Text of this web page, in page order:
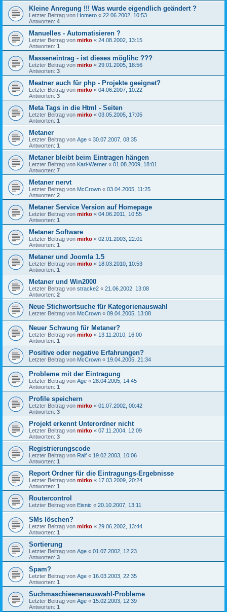
Kleine Anregung !!! Was wurde eigendlich geändert ?
Letzter Beitrag von Homero « 22.06.2002, 10:53
Antworten: 4
Manuelles - Automatisieren ?
Letzter Beitrag von mirko « 24.08.2002, 13:15
Antworten: 1
Masseneintrag - ist dieses möglihc ???
Letzter Beitrag von mirko « 29.01.2005, 18:56
Antworten: 3
Meatner auch für php - Projekte geeignet?
Letzter Beitrag von mirko « 04.06.2007, 10:22
Antworten: 3
Meta Tags in die Html - Seiten
Letzter Beitrag von mirko « 03.05.2005, 17:05
Antworten: 1
Metaner
Letzter Beitrag von Age « 30.07.2007, 08:35
Antworten: 1
Metaner bleibt beim Eintragen hängen
Letzter Beitrag von Karl-Werner « 01.08.2009, 18:01
Antworten: 7
Metaner nervt
Letzter Beitrag von McCrown « 03.04.2005, 11:25
Antworten: 2
Metaner Service Version auf Homepage
Letzter Beitrag von mirko « 04.06.2011, 10:55
Antworten: 1
Metaner Software
Letzter Beitrag von mirko « 02.01.2003, 22:01
Antworten: 1
Metaner und Joomla 1.5
Letzter Beitrag von mirko « 18.03.2010, 10:53
Antworten: 1
Metaner und Win2000
Letzter Beitrag von stracke2 « 21.06.2002, 13:08
Antworten: 2
Neue Stichwortsuche für Kategorienauswahl
Letzter Beitrag von McCrown « 09.04.2005, 13:08
Neuer Schwung für Metaner?
Letzter Beitrag von mirko « 13.11.2010, 16:00
Antworten: 1
Positive oder negative Erfahrungen?
Letzter Beitrag von McCrown « 19.04.2005, 21:34
Probleme mit der Eintragung
Letzter Beitrag von Age « 28.04.2005, 14:45
Antworten: 1
Profile speichern
Letzter Beitrag von mirko « 01.07.2002, 00:42
Antworten: 3
Projekt erkennt Unterordner nicht
Letzter Beitrag von mirko « 07.11.2004, 12:09
Antworten: 3
Registrierungscode
Letzter Beitrag von Ralf « 19.02.2003, 10:06
Antworten: 1
Report Ordner für die Eintragungs-Ergebnisse
Letzter Beitrag von mirko « 17.03.2009, 20:24
Antworten: 1
Routercontrol
Letzter Beitrag von Eisnic « 20.10.2007, 13:11
SMs löschen?
Letzter Beitrag von mirko « 29.06.2002, 13:44
Antworten: 1
Sortierung
Letzter Beitrag von Age « 01.07.2002, 12:23
Antworten: 3
Spam?
Letzter Beitrag von Age « 16.03.2003, 22:35
Antworten: 1
Suchmaschieenenauswahl-Probleme
Letzter Beitrag von Age « 15.02.2003, 12:39
Antworten: 1